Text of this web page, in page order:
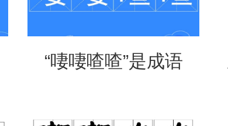
“啛啛喳喳”是成语